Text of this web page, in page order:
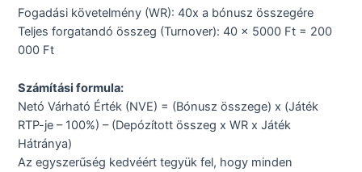
Fogadási követelmény (WR): 40x a bónusz összegére
Teljes forgatandó összeg (Turnover): 40 x 5000 Ft = 200
000 Ft
Számítási formula:
Netó Várható Érték (NVE) = (Bónusz összege) x (Játék
RTP-je – 100%) – (Depózított összeg x WR x Játék
Hátránya)
Az egyszerűség kedvéért tegyük fel, hogy minden